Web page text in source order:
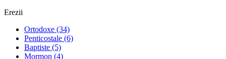
Erezii
Ortodoxe (34)
Penticostale (6)
Baptiste (5)
Mormon (4)